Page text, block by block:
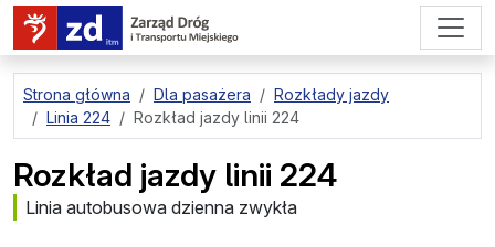
przejdź do treści strony
Strona główna Dla pasażera
Rozkłady jazdy
Linia 224
Rozkład jazdy linii 224
Rozkład jazdy linii 224
Linia autobusowa dzienna zwykła